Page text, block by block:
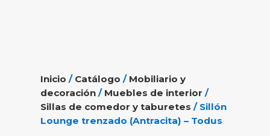
Inicio / Catálogo / Mobiliario y
decoración / Muebles de interior /
Sillas de comedor y taburetes / Sillón
Lounge trenzado (Antracita) – Todus